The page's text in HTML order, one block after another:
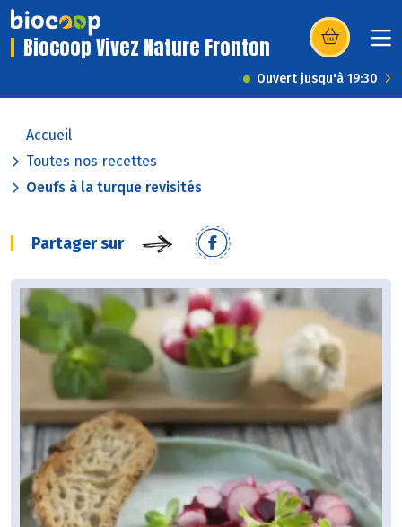
Biocoop Vivez Nature Fronton (s’ouvre dans
Ouvert jusqu'à 19:30
Accueil
Toutes nos recettes
Oeufs à la turque revisités
Partager sur